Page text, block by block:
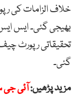
بھیجی گئی۔ ایس ایس
گئی۔
مزید پڑھیں:آئی جی